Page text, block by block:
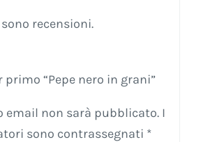
recensioni.
primo “Pepe nero in grani”
email non sarà pubblicato. I
sono contrassegnati *